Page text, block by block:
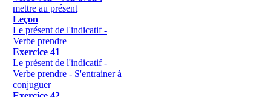
mettre au présent
Leçon
Le présent de l'indicatif -
Verbe prendre
Exercice 41
Le présent de l'indicatif -
Verbe prendre - S'entrainer à
conjuguer